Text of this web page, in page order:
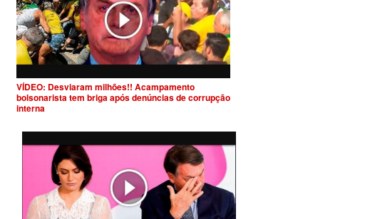
VÍDEO: Desviaram milhões!! Acampamento
bolsonarista tem briga após denúncias de corrupção
interna